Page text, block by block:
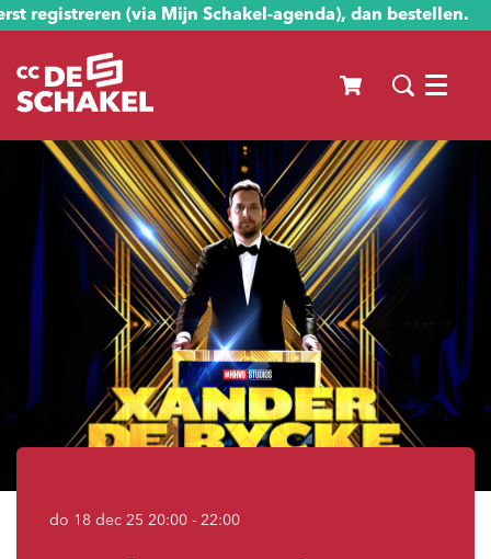
registreren (via Mijn Schakel-agenda), dan bestellen.
Menu
do 18 dec 25 20:00 - 22:00